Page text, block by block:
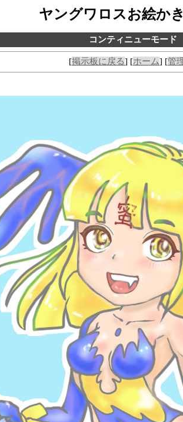
ヤングワロスお絵か
コンティニューモード
[掲示板に戻る] [ホーム] [管